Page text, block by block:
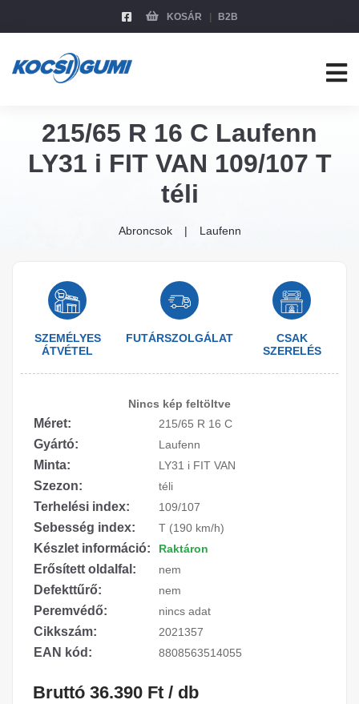
KOSÁR B2B
215/65 R 16 C Laufenn
LY31 i FIT VAN 109/107 T
téli
Abroncsok Laufenn
SZEMÉLYES
ÁTVÉTEL
FUTÁRSZOLGÁLAT
CSAK
SZERELÉS
Nincs kép feltöltve
Méret: 215/65 R 16 C
Gyártó: Laufenn
Minta: LY31 i FIT VAN
Szezon: téli
Terhelési index: 109/107
Sebesség index: T (190 km/h)
Készlet információ: Raktáron
Erősített oldalfal: nem
Defekttűrő: nem
Peremvédő: nincs adat
Cikkszám: 2021357
EAN kód: 8808563514055
Bruttó 36.390 Ft / db